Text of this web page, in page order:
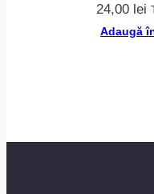
24,00 lei
Adaugă